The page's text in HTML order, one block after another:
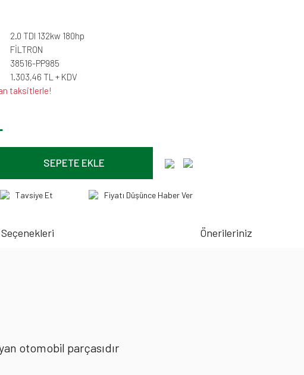
2.0 TDI 132kw 180hp
FİLTRON
38516-PP985
1.303,46 TL + KDV
taksitlerle!
SEPETE EKLE
Tavsiye Et Fiyatı Düşünce Haber Ver
Önerileriniz
otomobil parçasıdır